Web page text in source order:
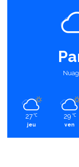
27 ℃
jeu
29 ℃
ven